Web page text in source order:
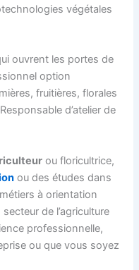
végétales
ouvrent les portes de
option
fruitières, florales
d’atelier de
ou floricultrice,
ou des études dans
à orientation
de l’agriculture
professionnelle,
ou que vous soyez